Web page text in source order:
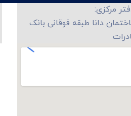
مرکزی:
دانا طبقه فوقانی بانک